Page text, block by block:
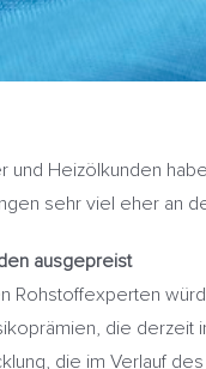
und Heizölkunden
sehr viel eher an
ausgepreist
Rohstoffexperten
die
die im Verlauf